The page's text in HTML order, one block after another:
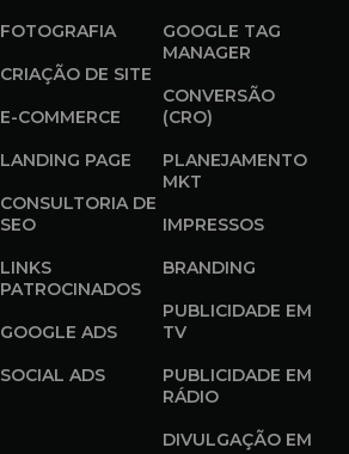
FOTOGRAFIA
CRIAÇÃO DE SITE
E-COMMERCE
LANDING PAGE
CONSULTORIA DE
SEO
LINKS
PATROCINADOS
GOOGLE ADS
SOCIAL ADS
GOOGLE TAG
MANAGER
CONVERSÃO
(CRO)
PLANEJAMENTO
MKT
IMPRESSOS
BRANDING
PUBLICIDADE EM
TV
PUBLICIDADE EM
RÁDIO
DIVULGAÇÃO EM